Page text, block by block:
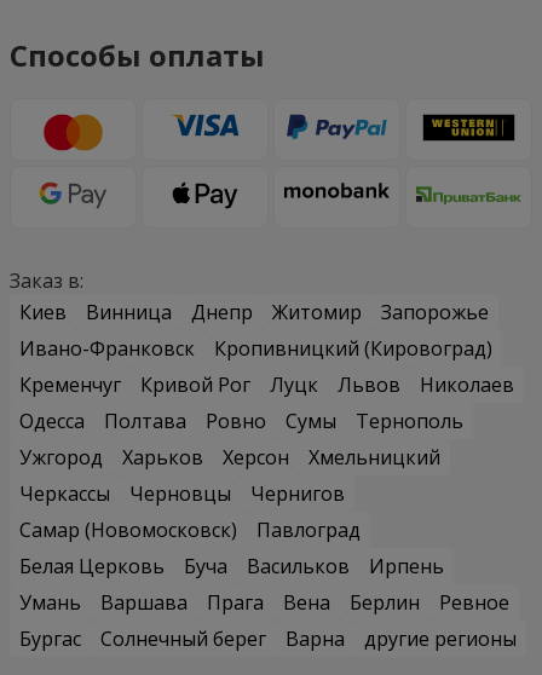
Способы оплаты
Заказ в:
Киев
Винница Днепр Житомир
Запорожье
Ивано-Франковск
Кропивницкий (Кировоград)
Кременчуг
Кривой Рог Луцк Львов
Николаев
Одесса
Полтава Ровно Сумы
Тернополь
Ужгород
Харьков Херсон
Хмельницкий
Черкассы
Черновцы
Чернигов
Самар (Новомосковск)
Павлоград
Белая Церковь
Буча Васильков
Ирпень
Умань
Варшава Прага Вена Берлин
Ревное
Бургас
Солнечный берег Варна
другие регионы